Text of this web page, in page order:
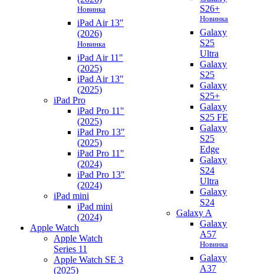
Новинка
iPad Air 13"
(2026)
Новинка
iPad Air 11"
(2025)
iPad Air 13"
(2025)
iPad Pro
iPad Pro 11"
(2025)
iPad Pro 13"
(2025)
iPad Pro 11"
(2024)
iPad Pro 13"
(2024)
iPad mini
iPad mini
(2024)
Apple Watch
Apple Watch
Series 11
Apple Watch SE 3
(2025)
S26+
Новинка
Galaxy
S25
Ultra
Galaxy
S25
Galaxy
S25+
Galaxy
S25 FE
Galaxy
S25
Edge
Galaxy
S24
Ultra
Galaxy
S24
Galaxy A
Galaxy
A57
Новинка
Galaxy
A37